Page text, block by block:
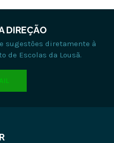
DIREÇÃO
sugestões diretamente à
de Escolas da Lousã.